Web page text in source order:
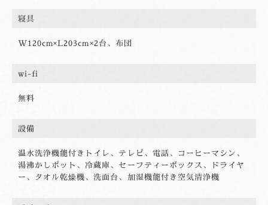
寝具
W120cm×L203cm×2台、布団
wi-fi
無料
設備
温水洗浄機能付きトイレ、テレビ、電話、コーヒーマシン、
湯沸かしポット、冷蔵庫、セーフティーボックス、ドライヤ
ー、タオル乾燥機、洗面台、加湿機能付き空気清浄機